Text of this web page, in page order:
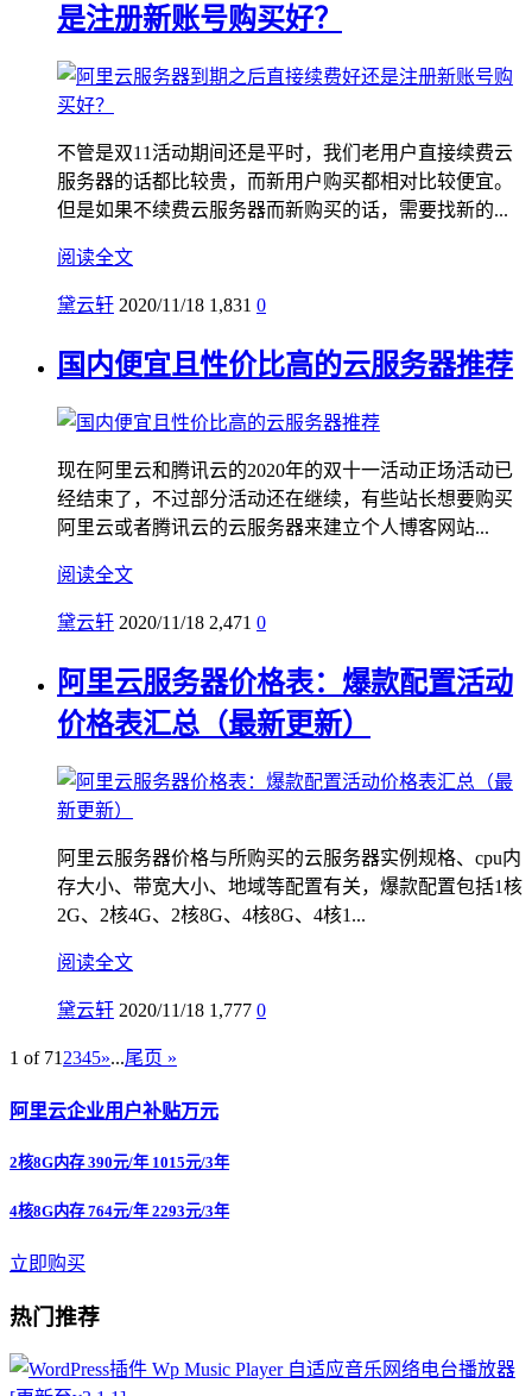
是注册新账号购买好？
不管是双11活动期间还是平时，我们老用户直接续费云
服务器的话都比较贵，而新用户购买都相对比较便宜。
但是如果不续费云服务器而新购买的话，需要找新的...
阅读全文
黛云轩 2020/11/18 1,831 0
国内便宜且性价比高的云服务器推荐
现在阿里云和腾讯云的2020年的双十一活动正场活动已
经结束了，不过部分活动还在继续，有些站长想要购买
阿里云或者腾讯云的云服务器来建立个人博客网站...
阅读全文
黛云轩 2020/11/18 2,471 0
阿里云服务器价格表：爆款配置活动
价格表汇总（最新更新）
阿里云服务器价格与所购买的云服务器实例规格、cpu内
存大小、带宽大小、地域等配置有关，爆款配置包括1核
2G、2核4G、2核8G、4核8G、4核1...
阅读全文
黛云轩 2020/11/18 1,777 0
1 of 71 2345»...尾页 »
阿里云企业用户补贴万元
2核8G内存 390元/年 1015元/3年
4核8G内存 764元/年 2293元/3年
立即购买
热门推荐